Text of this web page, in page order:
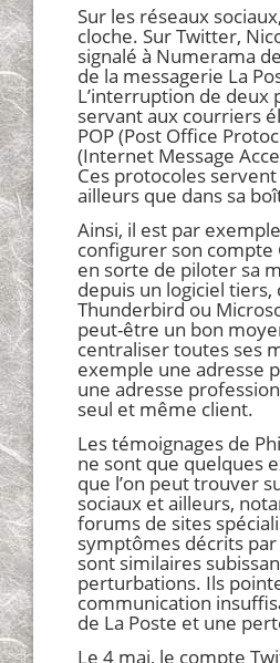
Sur les réseaux
cloche. Sur Twitter,
signalé à Numerama
de la messagerie La
L’interruption de deux
servant aux courriers
POP (Post Office
(Internet Message
Ces protocoles
ailleurs que dans sa
Ainsi, il est par
configurer son compte
en sorte de piloter sa
depuis un logiciel
Thunderbird ou
peut-être un bon
centraliser toutes ses
exemple une adresse
une adresse
seul et même client.
Les témoignages de
ne sont que quelques
que l’on peut trouver
sociaux et ailleurs,
forums de sites
symptômes décrits
sont similaires
perturbations. Ils
communication
de La Poste et une
Le 4 mai, le compte